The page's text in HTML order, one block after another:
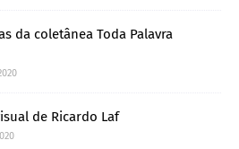
da coletânea Toda Palavra
de Ricardo Laf